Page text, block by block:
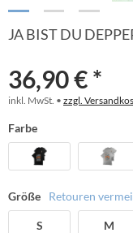
JA BIST DU
36,90 € *
inkl. MwSt. • zzgl.
Farbe
Größe Retouren
S M